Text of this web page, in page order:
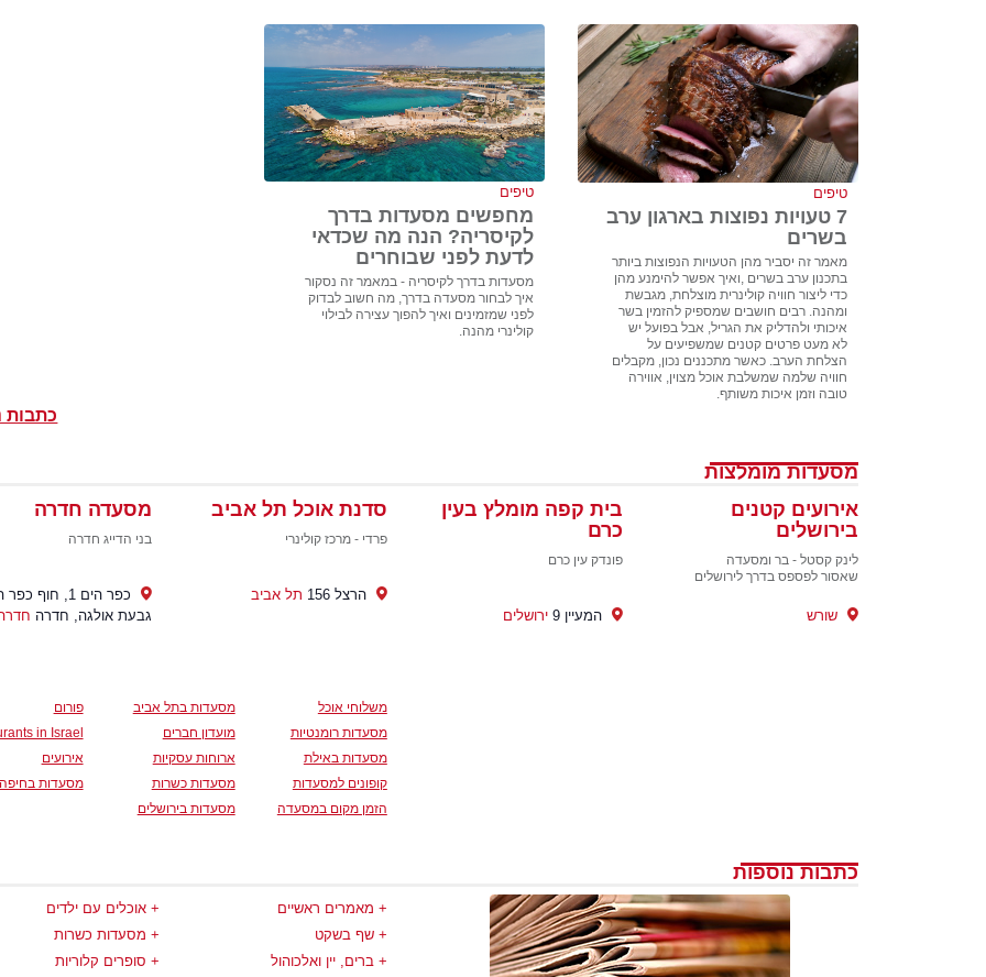
טיפים
7 טעויות נפוצות בארגון ערב
בשרים
מאמר זה יסביר מהן הטעויות הנפוצות ביותר
בתכנון ערב בשרים ,ואיך אפשר להימנע מהן
כדי ליצור חוויה קולינרית מוצלחת, מגבשת
ומהנה. רבים חושבים שמספיק להזמין בשר
איכותי ולהדליק את הגריל, אבל בפועל יש
לא מעט פרטים קטנים שמשפיעים על
הצלחת הערב. כאשר מתכננים נכון, מקבלים
חוויה שלמה שמשלבת אוכל מצוין, אווירה
טובה וזמן איכות משותף.
טיפים
מחפשים מסעדות בדרך
לקיסריה? הנה מה שכדאי
לדעת לפני שבוחרים
מסעדות בדרך לקיסריה - במאמר זה נסקור
איך לבחור מסעדה בדרך, מה חשוב לבדוק
לפני שמזמינים ואיך להפוך עצירה לבילוי
קולינרי מהנה.
כתבות
מסעדות מומלצות
אירועים קטנים
בירושלים
לינק קסטל - בר ומסעדה
שאסור לפספס בדרך לירושלים
שורש
בית קפה מומלץ בעין
כרם
פונדק עין כרם
המעיין 9 ירושלים
סדנת אוכל תל אביב
פרדי - מרכז קולינרי
הרצל 156 תל אביב
מסעדה חדרה
בני הדייג חדרה
כפר הים 1, חוף
גבעת אולגה, חדרה
משלוחי אוכל
מסעדות רומנטיות
מסעדות באילת
קופונים למסעדות
הזמן מקום במסעדה
מסעדות בתל אביב
מועדון חברים
ארוחות עסקיות
מסעדות כשרות
מסעדות בירושלים
פורום
in Israel
אירועים
מסעדות בחיפה
כתבות נוספות
מאמרים ראשיים
שף בשקט
ברים, יין ואלכוהול
אוכלים עם ילדים
מסעדות כשרות
סופרים קלוריות